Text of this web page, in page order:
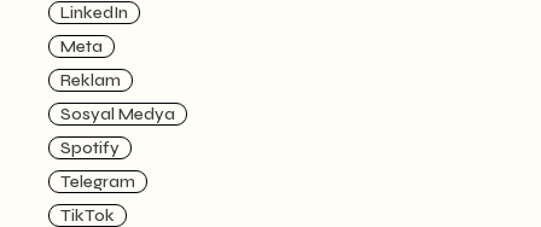
LinkedIn
Meta
Reklam
Sosyal Medya
Spotify
Telegram
TikTok